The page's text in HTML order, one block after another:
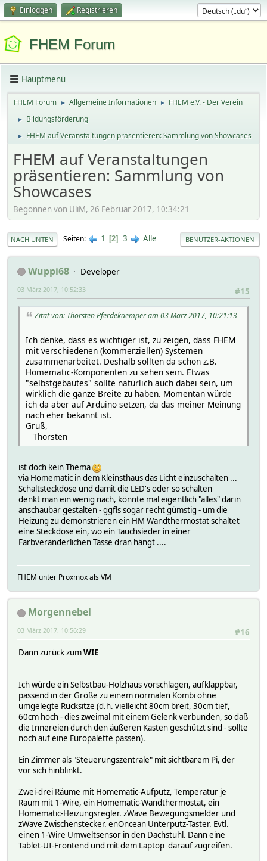
Einloggen Registrieren
FHEM Forum
Hauptmenü
FHEM Forum ► Allgemeine Informationen ► FHEM e.V. - Der Verein
► Bildungsförderung
► FHEM auf Veranstaltungen präsentieren: Sammlung von Showcases
FHEM auf Veranstaltungen
präsentieren: Sammlung von
Showcases
Begonnen von UliM, 26 Februar 2017, 10:34:21
NACH UNTEN Seiten 1 2 3 Alle BENUTZER-AKTIONEN
Wuppi68
Developer
#15
03 März 2017, 10:52:33
Zitat von: Thorsten Pferdekaemper am 03 März 2017, 10:21:13
Ich denke, dass es wichtiger ist, zu zeigen, dass FHEM
mit verschiedenen (kommerziellen) Systemen
zusammenarbeitet. Deshalb sollten da schon z.B.
Homematic-Komponenten zu sehen sein. Etwas
"selbstgebautes" sollte natürlich auch dabei sein, um
wirklich die ganze Breite zu haben. Momentan würde
ich da aber auf Arduino setzen, da das meiner Meinung
nach eher bekannt ist.
Gruß,
Thorsten
ist doch kein Thema
via Homematic in dem Kleinsthaus das Licht einzuschalten ...
Schaltsteckdose und damit die LED's oder so schalten
denkt man ein wenig nach, könnte mal eigentlich "alles" darin
anschaubar gestalten - ggfls sogar recht gümstig - um die
Heizung zu demonstrieren ein HM Wandthermostat schaltet
eine Steckdose ein, wo ein Tauchsieder in einer
Farbveränderlichen Tasse dran hängt ....
FHEM unter Proxmox als VM
Morgennebel
#16
03 März 2017, 10:56:29
Dann zurück zumWIE
Ich würde ein Selbstbau-Holzhaus vorschlagen, aufklappbar,
passend in der Größe zu einem normalen Kombi ohne
umgelegte Rücksitze (d.h. vielleicht 80cm breit, 30cm tief,
60cm hoch - dies zweimal mit einem Gelenk verbunden, so daß
die Innereien durch den äußeren Kasten geschützt sind - sollte
noch auf eine Europalette passen).
Ein Zimmer als "Steuerungszentrale" mit sichtbarem Pi, der
vor sich hinblinkt.
Zwei-drei Räume mit Homematic-Aufputz, Temperatur je
Raum mit 1-Wire, ein Homematic-Wandthermostat, ein
Homematic-Heizungsregler. zWave Bewegungsmelder und
zWave Zwischenstecker. enOncean Unterputz-Taster. Evtl.
einen 1-Wire Umweltsensor in den Dachstuhl. Dann eine
Tablet-UI-Frontend und mit dem Laptop darauf zugreifen.